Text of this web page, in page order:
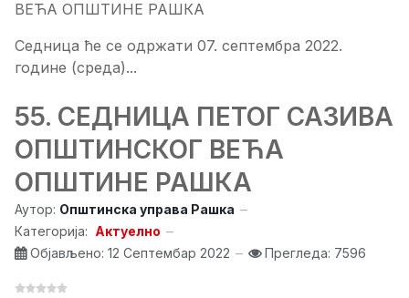
ВЕЋА ОПШТИНЕ РАШКА
Седница ће се одржати 07. септембра 2022.
године (среда)...
55. СЕДНИЦA ПЕТОГ САЗИВА
ОПШТИНСКОГ ВЕЋА
ОПШТИНЕ РАШКА
Аутор: Општинска управа Рашка
Категорија: Актуелно
Објављено: 12 Септембар 2022
Прегледа: 7596